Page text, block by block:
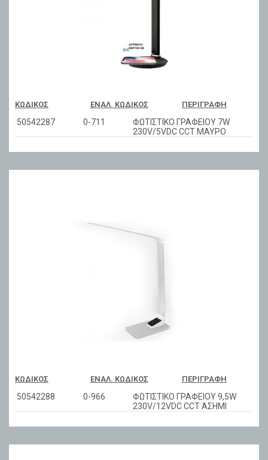
ΚΩΔΙΚΌΣ ΕΝΑΛ. ΚΩΔΙΚΌΣ ΠΕΡΙΓΡΑΦΉ
50542287 0-711
ΦΩΤΙΣΤΙΚΟ ΓΡΑΦΕΙΟΥ 7W
230V/5VDC CCT ΜΑΥΡΟ
ΚΩΔΙΚΌΣ ΕΝΑΛ. ΚΩΔΙΚΌΣ ΠΕΡΙΓΡΑΦΉ
50542288 0-966
ΦΩΤΙΣΤΙΚΟ ΓΡΑΦΕΙΟΥ 9,5W
230V/12VDC CCT ΑΣΗΜΙ